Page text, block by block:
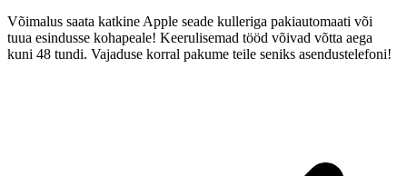
Võimalus saata katkine Apple seade kulleriga pakiautomaati või
tuua esindusse kohapeale! Keerulisemad tööd võivad võtta aega
kuni 48 tundi. Vajaduse korral pakume teile seniks asendustelefoni!